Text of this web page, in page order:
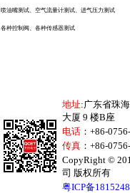
喷油嘴测试、空气流量计测试、进气压力测试
各种控制阀、各种传感器测试
地址:广东省珠
大厦 9 楼B座
电话 ：+86-
传真 ：+86-
CopyRight ©
司 版权所有
粤ICP备